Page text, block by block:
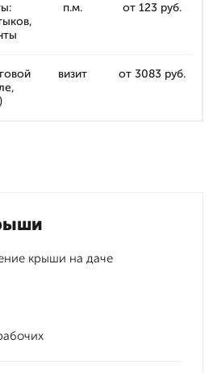
п.м. от 123 руб.
визит от 3083 руб.
крыши на даче